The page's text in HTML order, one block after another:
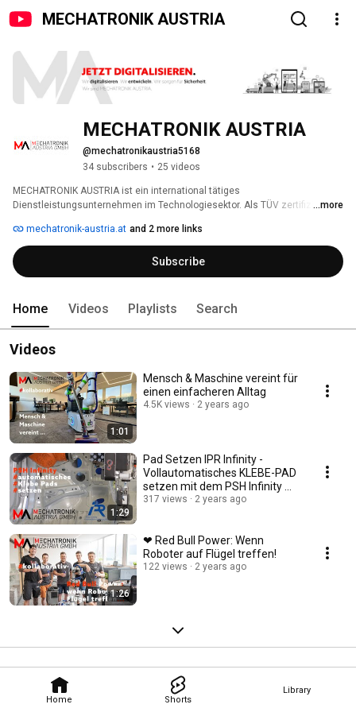
MECHATRONIK AUSTRIA
Home Shorts
Library
MECHATRONIK AUSTRIA
@mechatronikaustria5168
34 subscribers • 25 videos
MECHATRONIK AUSTRIA ist ein international tätiges
Dienstleistungsunternehmen im Technologiesektor. Als TÜV zertifizierter
Elektrotechnik und Maschinenbau übernimmt MECHATRONIK AUSTRIA
gerne auch das Prüfwesen für Ihre betrieblichen Anlagen.
...more
mechatronik-austria.at and 2 more links
Subscribe
Home Videos Playlists Search
Videos
1:01
Mensch & Maschine vereint für
einen einfacheren Alltag
4.5K views 2 years ago
1:29
Pad Setzen IPR Infinity -
Vollautomatisches KLEBE-PAD
setzen mit dem PSH Infinity 🤖
🙌
317 views 2 years ago
1:26
❤ Red Bull Power: Wenn
Roboter auf Flügel treffen!
122 views 2 years ago